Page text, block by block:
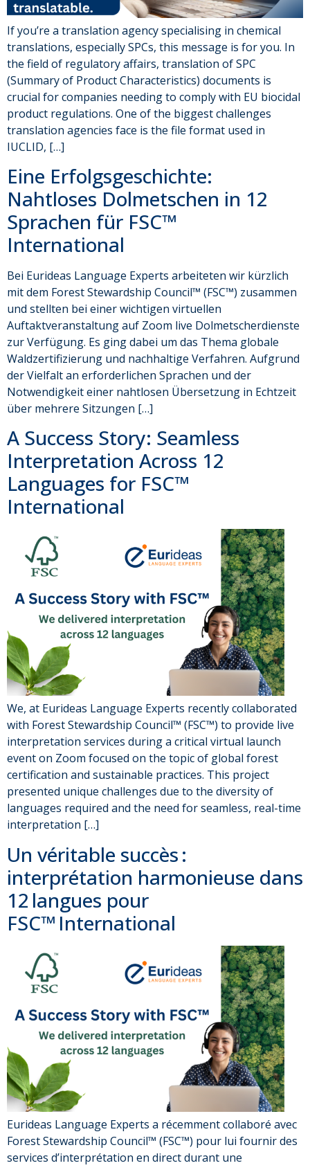
If you’re a translation agency specialising in chemical
translations, especially SPCs, this message is for you. In
the field of regulatory affairs, translation of SPC
(Summary of Product Characteristics) documents is
crucial for companies needing to comply with EU biocidal
product regulations. One of the biggest challenges
translation agencies face is the file format used in
IUCLID, […]
Eine Erfolgsgeschichte:
Nahtloses Dolmetschen in 12
Sprachen für FSC™
International
Bei Eurideas Language Experts arbeiteten wir kürzlich
mit dem Forest Stewardship Council™ (FSC™) zusammen
und stellten bei einer wichtigen virtuellen
Auftaktveranstaltung auf Zoom live Dolmetscherdienste
zur Verfügung. Es ging dabei um das Thema globale
Waldzertifizierung und nachhaltige Verfahren. Aufgrund
der Vielfalt an erforderlichen Sprachen und der
Notwendigkeit einer nahtlosen Übersetzung in Echtzeit
über mehrere Sitzungen […]
A Success Story: Seamless
Interpretation Across 12
Languages for FSC™
International
We, at Eurideas Language Experts recently collaborated
with Forest Stewardship Council™ (FSC™) to provide live
interpretation services during a critical virtual launch
event on Zoom focused on the topic of global forest
certification and sustainable practices. This project
presented unique challenges due to the diversity of
languages required and the need for seamless, real-time
interpretation […]
Un véritable succès :
interprétation harmonieuse dans
12 langues pour
FSC™ International
Eurideas Language Experts a récemment collaboré avec
Forest Stewardship Council™ (FSC™) pour lui fournir des
services d’interprétation en direct durant une